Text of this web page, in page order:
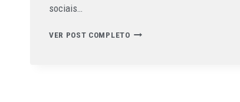
sociais…
VER POST COMPLETO